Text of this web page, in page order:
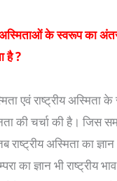
अस्मिताओं के स्वरूप का
है ?
एवं राष्ट्रीय अस्मिता
की चर्चा की है। जिस
अस्मिता का
का ज्ञान भी राष्ट्रीय